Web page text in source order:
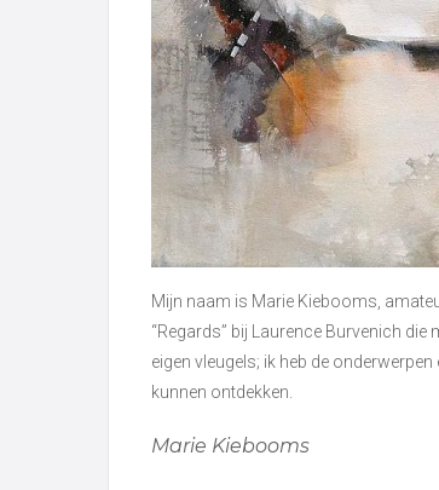
Mijn naam is Marie Kiebooms,
“Regards” bij Laurence Burvenich
eigen vleugels; ik heb de
kunnen ontdekken.
Marie Kiebooms